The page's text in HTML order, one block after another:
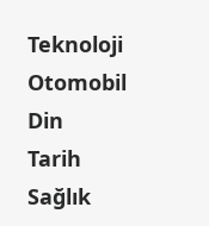
Teknoloji
Otomobil
Din
Tarih
Sağlık